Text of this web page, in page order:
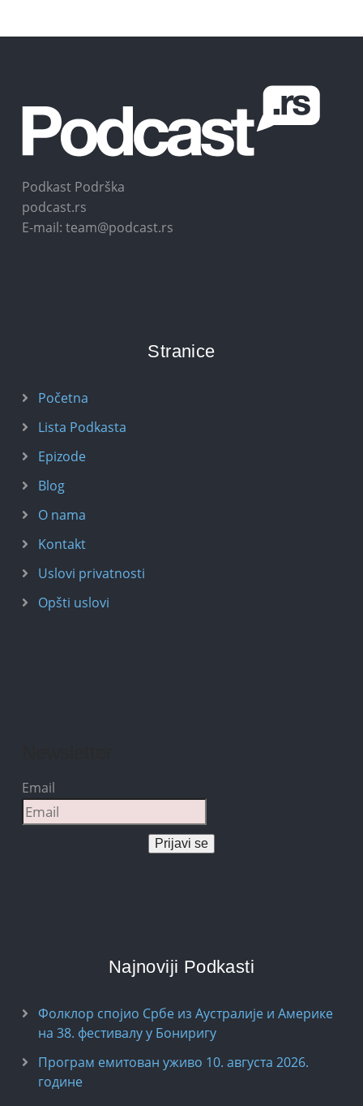
Podkast Podrška
podcast.rs
E-mail: team@podcast.rs
Stranice
Početna
Lista Podkasta
Epizode
Blog
O nama
Kontakt
Uslovi privatnosti
Opšti uslovi
Email
Prijavi se
Najnoviji Podkasti
Фолклор спојио Србе из Аустралије и Америке
на 38. фестивалу у Бониригу
Програм емитован уживо 10. августа 2026.
годинe